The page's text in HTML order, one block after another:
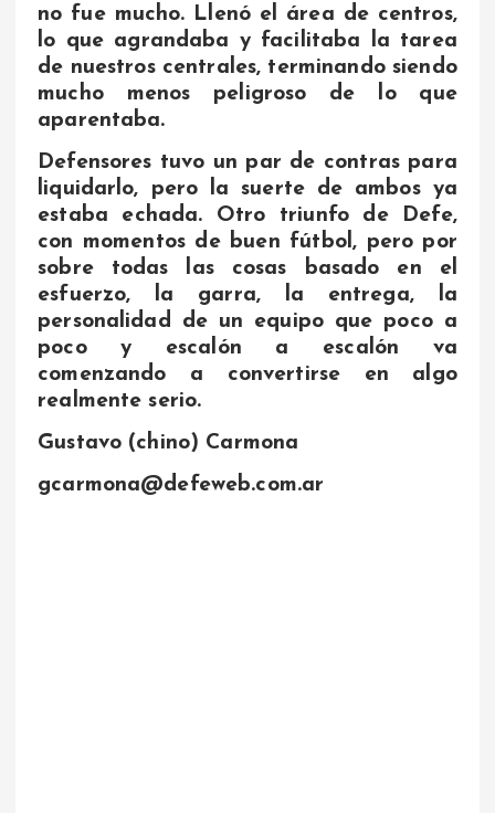
no fue mucho. Llenó el área de centros,
lo que agrandaba y facilitaba la tarea
de nuestros centrales, terminando siendo
mucho menos peligroso de lo que
aparentaba.
Defensores tuvo un par de contras para
liquidarlo, pero la suerte de ambos ya
estaba echada. Otro triunfo de Defe,
con momentos de buen fútbol, pero por
sobre todas las cosas basado en el
esfuerzo, la garra, la entrega, la
personalidad de un equipo que poco a
poco y escalón a escalón va
comenzando a convertirse en algo
realmente serio.
Gustavo (chino) Carmona
gcarmona@defeweb.com.ar